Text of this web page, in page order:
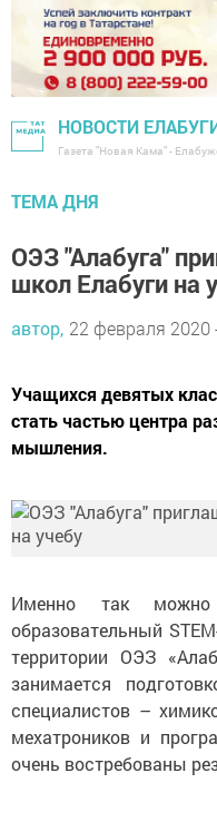
НОВОСТИ
Газета "Новая Кама" -
ТЕМА ДНЯ
ОЭЗ "Алабуга"
школ Елабуги на
автор, 22 февраля 2020
Учащихся девятых
стать частью центра
мышления.
Именно так можно
образовательный
территории ОЭЗ
занимается
специалистов –
мехатроников и
очень востребованы